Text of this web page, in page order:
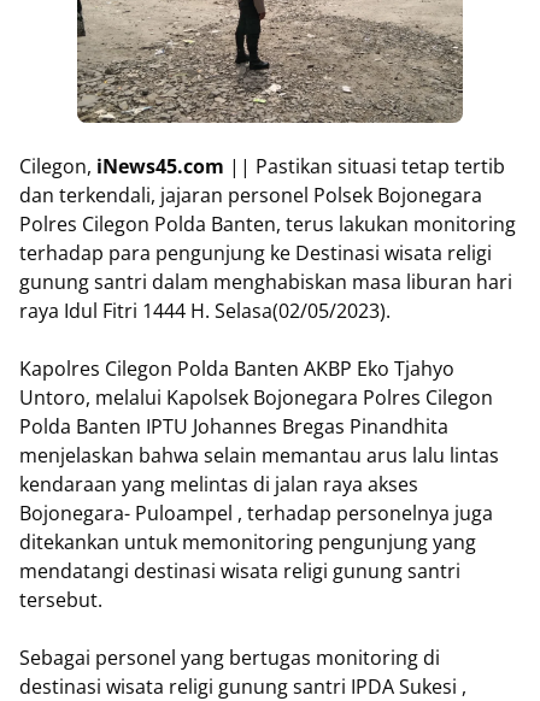
Cilegon, iNews45.com || Pastikan situasi tetap tertib
dan terkendali, jajaran personel Polsek Bojonegara
Polres Cilegon Polda Banten, terus lakukan monitoring
terhadap para pengunjung ke Destinasi wisata religi
gunung santri dalam menghabiskan masa liburan hari
raya Idul Fitri 1444 H. Selasa(02/05/2023).
Kapolres Cilegon Polda Banten AKBP Eko Tjahyo
Untoro, melalui Kapolsek Bojonegara Polres Cilegon
Polda Banten IPTU Johannes Bregas Pinandhita
menjelaskan bahwa selain memantau arus lalu lintas
kendaraan yang melintas di jalan raya akses
Bojonegara- Puloampel , terhadap personelnya juga
ditekankan untuk memonitoring pengunjung yang
mendatangi destinasi wisata religi gunung santri
tersebut.
Sebagai personel yang bertugas monitoring di
destinasi wisata religi gunung santri IPDA Sukesi ,